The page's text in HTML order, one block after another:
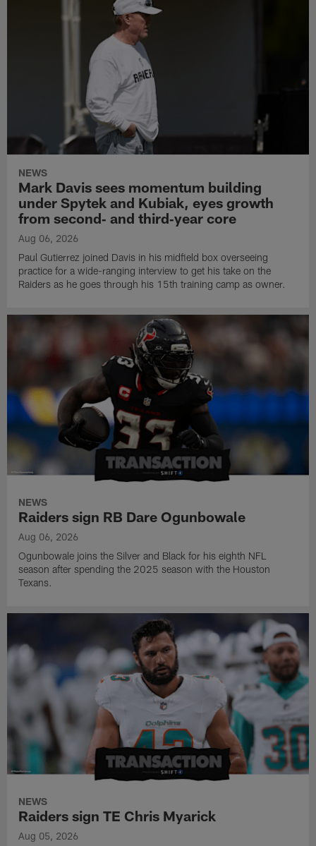
NEWS
Mark Davis sees momentum building
under Spytek and Kubiak, eyes growth
from second‑ and third‑year core
Aug 06, 2026
Paul Gutierrez joined Davis in his midfield box overseeing
practice for a wide-ranging interview to get his take on the
Raiders as he goes through his 15th training camp as owner.
NEWS
Raiders sign RB Dare Ogunbowale
Aug 06, 2026
Ogunbowale joins the Silver and Black for his eighth NFL
season after spending the 2025 season with the Houston
Texans.
NEWS
Raiders sign TE Chris Myarick
Aug 05, 2026